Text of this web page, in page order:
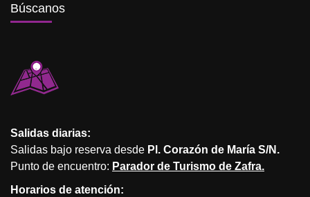
Búscanos
Salidas diarias:
Salidas bajo reserva desde Pl. Corazón de María S/N.
Punto de encuentro: Parador de Turismo de Zafra.
Horarios de atención: